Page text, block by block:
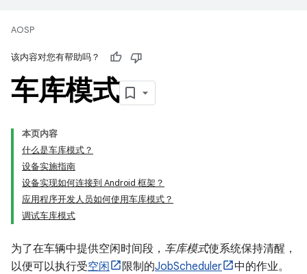
AOSP
该内容对您有帮助吗？
车库模式
本页内容
什么是车库模式？
设备实施指南
设备实现如何连接到 Android 框架？
应用程序开发人员如何使用车库模式？
调试车库模式
为了在车辆中提供空闲时间段， 车库模式使系统保持清醒，
以便可以执行受空闲 限制的JobScheduler 中的作业。